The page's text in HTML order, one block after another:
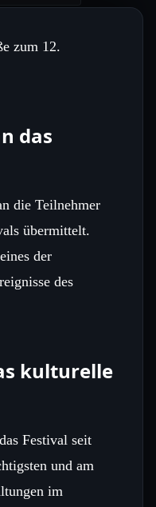
zum 12.
das
die Teilnehmer
übermittelt.
der
des
kulturelle
Festival seit
und am
im